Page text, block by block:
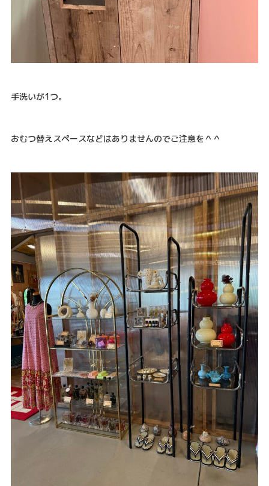
手洗いが1つ。
おむつ替えスペースなどはありませんのでご注意を＾＾